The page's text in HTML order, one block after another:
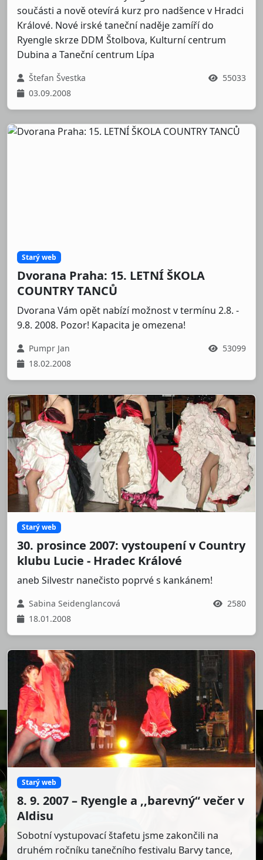
součásti a nově otevírá kurz pro nadšence v Hradci
Králové. Nové irské taneční naděje zamíří do
Ryengle skrze DDM Štolbova, Kulturní centrum
Dubina a Taneční centrum Lípa
Štefan Švestka
55033
03.09.2008
Starý web
Dvorana Praha: 15. LETNÍ ŠKOLA
COUNTRY TANCŮ
Dvorana Vám opět nabízí možnost v termínu 2.8. -
9.8. 2008. Pozor! Kapacita je omezena!
Pumpr Jan
53099
18.02.2008
Starý web
30. prosince 2007: vystoupení v Country
klubu Lucie - Hradec Králové
aneb Silvestr nanečisto poprvé s kankánem!
Sabina Seidenglancová
2580
18.01.2008
Starý web
8. 9. 2007 – Ryengle a ,,barevný“ večer v
Aldisu
Sobotní vystupovací štafetu jsme zakončili na
druhém ročníku tanečního festivalu Barvy tance,